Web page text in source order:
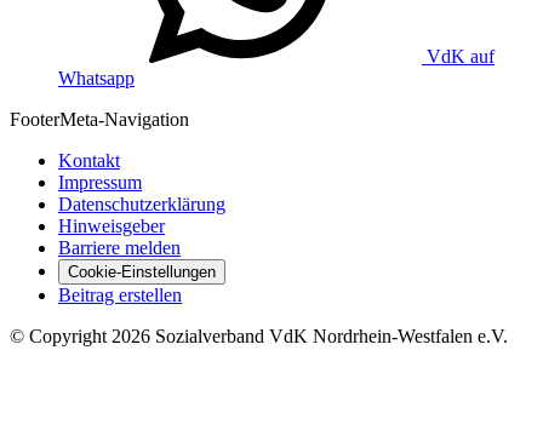
VdK auf
Whatsapp
FooterMeta-Navigation
Kontakt
Impressum
Datenschutzerklärung
Hinweisgeber
Barriere melden
Cookie-Einstellungen
Beitrag erstellen
© Copyright 2026 Sozialverband VdK Nordrhein-Westfalen e.V.